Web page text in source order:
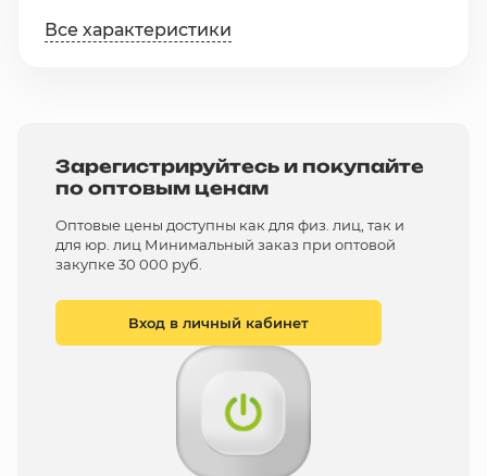
Все характеристики
Зарегистрируйтесь и покупайте
по оптовым ценам
Оптовые цены доступны как для физ. лиц, так и
для юр. лиц Минимальный заказ при оптовой
закупке 30 000 руб.
Вход в личный кабинет